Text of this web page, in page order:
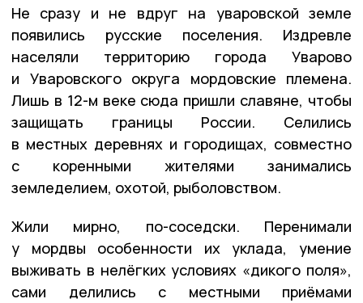
Не сразу и не вдруг на уваровской земле
появились русские поселения. Издревле
населяли территорию города Уварово
и Уваровского округа мордовские племена.
Лишь в 12-м веке сюда пришли славяне, чтобы
защищать границы России. Селились
в местных деревнях и городищах, совместно
с коренными жителями занимались
земледелием, охотой, рыболовством.
Жили мирно, по-соседски. Перенимали
у мордвы особенности их уклада, умение
выживать в нелёгких условиях «дикого поля»,
сами делились с местными приёмами